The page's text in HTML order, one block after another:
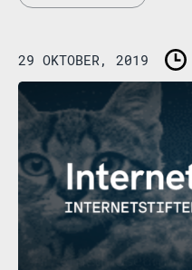
29 OKTOBER, 2019